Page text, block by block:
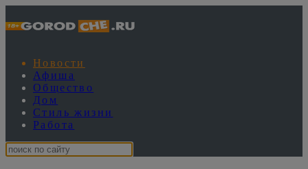
Новости
Афиша
Общество
Дом
Стиль жизни
Работа